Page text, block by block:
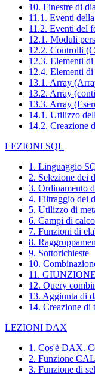
10. Finestre di
11.1. Eventi
11.2. Eventi del
12.1. Moduli
12.2. Controlli
12.3. Elementi
12.4. Elementi
13.1. Array
13.2. Array
13.3. Array
14.1. Utilizzo
14.2. Creazione
LEZIONI SQL
1. Linguaggio
2. Selezione dei
3. Ordinamento
4. Filtraggio dei
5. Utilizzo di
6. Campi di
7. Funzioni di
8.
9. Sottorichieste
10.
11.
12. Query
13. Aggiunta di
14. Creazione
LEZIONI DAX
1. Cos'è DAX.
2. Funzione
3. Funzione di